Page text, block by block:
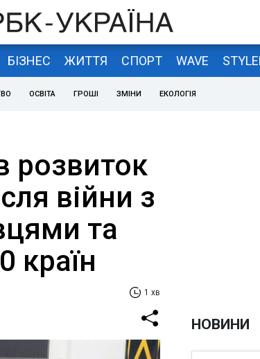
БІЗНЕС ЖИТТЯ СПОРТ WAVE
ОСВІТА ГРОШІ ЗМІНИ ЕКОЛОГІЯ
розвиток
війни з
та
країн
1 хв
НОВИНИ